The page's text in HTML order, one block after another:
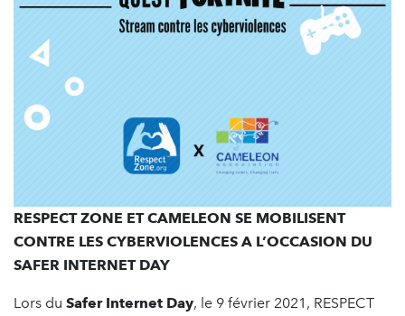
RESPECT ZONE ET CAMELEON SE MOBILISENT
CONTRE LES CYBERVIOLENCES A L’OCCASION DU
SAFER INTERNET DAY
Lors du Safer Internet Day, le 9 février 2021, RESPECT